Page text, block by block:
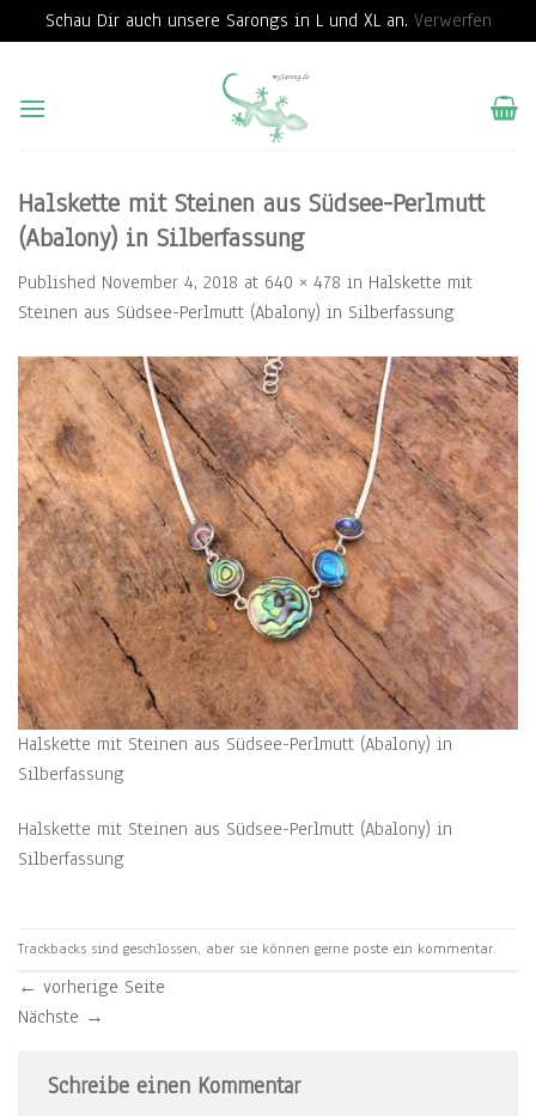
Schau Dir auch unsere Sarongs in L und XL an. Verwerfen
content
Halskette mit Steinen aus Südsee-Perlmutt
(Abalony) in Silberfassung
Published November 4, 2018 at 640 × 478 in Halskette mit
Steinen aus Südsee-Perlmutt (Abalony) in Silberfassung
Halskette mit Steinen aus Südsee-Perlmutt (Abalony) in
Silberfassung
Halskette mit Steinen aus Südsee-Perlmutt (Abalony) in
Silberfassung
Trackbacks sind geschlossen, aber sie können gerne poste ein kommentar.
← vorherige Seite
Nächste →
Schreibe einen Kommentar